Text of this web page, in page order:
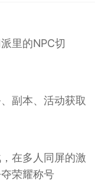
里的NPC切
副本、活动获取
在多人同屏的激
荣耀称号